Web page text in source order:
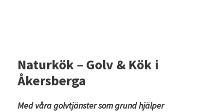
Naturkök – Golv & Kök i
Åkersberga
Med våra golvtjänster som grund hjälper